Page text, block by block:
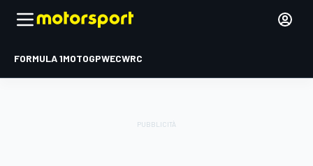
FORMULA 1MOTOGPWECWRC